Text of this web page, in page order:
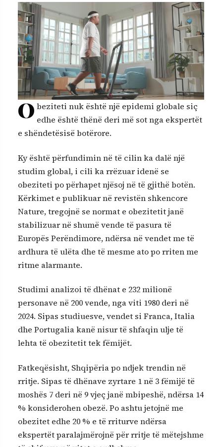
O beziteti nuk është një epidemi globale siç
edhe është thënë deri më sot nga ekspertët
e shëndetësisë botërore.
Ky është përfundimin në të cilin ka dalë një
studim global, i cili ka rrëzuar idenë se
obeziteti po përhapet njësoj në të gjithë botën.
Kërkimet e publikuar në revistën shkencore
Nature, tregojnë se normat e obezitetit janë
stabilizuar në shumë vende të pasura të
Europës Perëndimore, ndërsa në vendet me të
ardhura të ulëta dhe të mesme ato po rriten me
ritme alarmante.
Studimi analizoi të dhënat e 232 milionë
personave në 200 vende, nga viti 1980 deri në
2024. Sipas studiuesve, vendet si Franca, Italia
dhe Portugalia kanë nisur të shfaqin ulje të
lehta të obezitetit tek fëmijët.
Fatkeqësisht, Shqipëria po ndjek trendin në
rritje. Sipas të dhënave zyrtare 1 në 3 fëmijë të
moshës 7 deri në 9 vjeç janë mbipeshë, ndërsa 14
% konsiderohen obezë. Po ashtu jetojnë me
obezitet edhe 20 % e të rriturve ndërsa
ekspertët paralajmërojnë për rritje të mëtejshme